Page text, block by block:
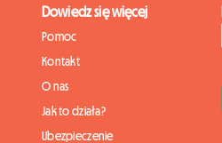
Dowiedz się więcej
Pomoc
Kontakt
O nas
Jak to działa?
Ubezpieczenie